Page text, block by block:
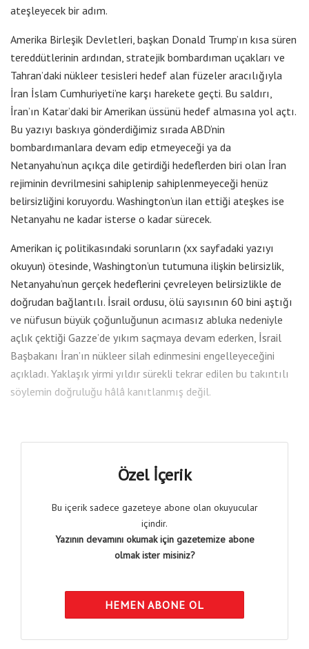
ateşleyecek bir adım.
Amerika Birleşik Devletleri, başkan Donald Trump’ın kısa süren
tereddütlerinin ardından, stratejik bombardıman uçakları ve
Tahran’daki nükleer tesisleri hedef alan füzeler aracılığıyla
İran İslam Cumhuriyeti’ne karşı harekete geçti. Bu saldırı,
İran’ın Katar’daki bir Amerikan üssünü hedef almasına yol açtı.
Bu yazıyı baskıya gönderdiğimiz sırada ABD’nin
bombardımanlara devam edip etmeyeceği ya da
Netanyahu’nun açıkça dile getirdiği hedeflerden biri olan İran
rejiminin devrilmesini sahiplenip sahiplenmeyeceği henüz
belirsizliğini koruyordu. Washington’un ilan ettiği ateşkes ise
Netanyahu ne kadar isterse o kadar sürecek.
Amerikan iç politikasındaki sorunların (xx sayfadaki yazıyı
okuyun) ötesinde, Washington’un tutumuna ilişkin belirsizlik,
Netanyahu’nun gerçek hedeflerini çevreleyen belirsizlikle de
doğrudan bağlantılı. İsrail ordusu, ölü sayısının 60 bini aştığı
ve nüfusun büyük çoğunluğunun acımasız abluka nedeniyle
açlık çektiği Gazze’de yıkım saçmaya devam ederken, İsrail
Başbakanı İran’ın nükleer silah edinmesini engelleyeceğini
açıkladı. Yaklaşık yirmi yıldır sürekli tekrar edilen bu takıntılı
söylemin doğruluğu hâlâ kanıtlanmış değil.
Özel İçerik
Bu içerik sadece gazeteye abone olan okuyucular
içindir.
Yazının devamını okumak için gazetemize abone
olmak ister misiniz?
HEMEN ABONE OL